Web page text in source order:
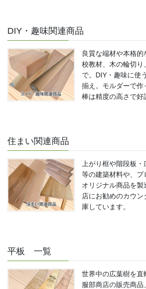
DIY・趣味関連商品
良質な端材や本格
校教材、木の輪切り
で。DIY・趣味に使
揃え。モルダーで
棒は精度の高さで好
住まい関連商品
上がり框や階段板
等の建築材料や、プ
オリジナル商品を
店にお勧めのカウ
庫しています。
平板 一覧
世界中の広葉樹を直
服部商店の販売商